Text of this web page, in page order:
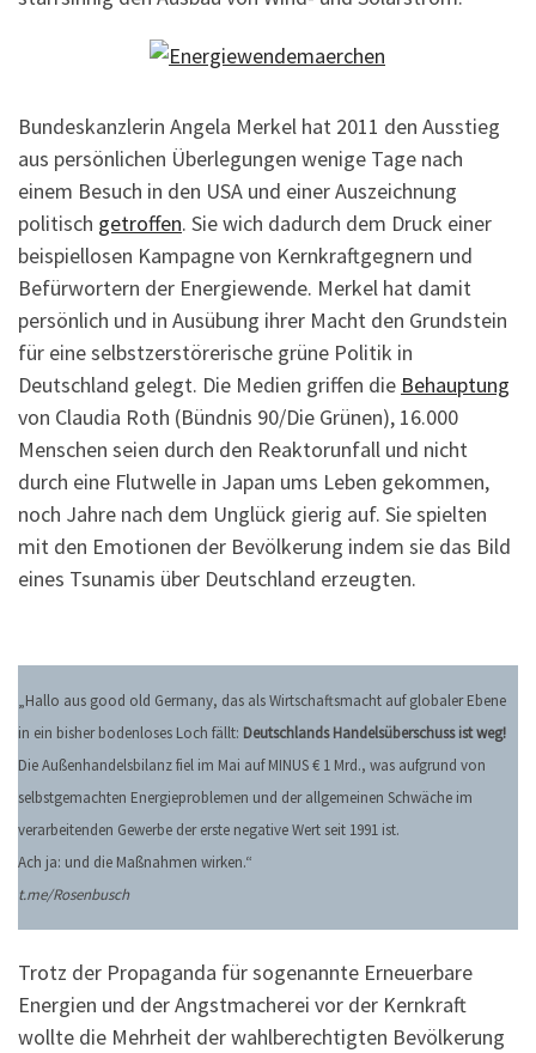
Bundeskanzlerin Angela Merkel hat 2011 den Ausstieg
aus persönlichen Überlegungen wenige Tage nach
einem Besuch in den USA und einer Auszeichnung
politisch getroffen. Sie wich dadurch dem Druck einer
beispiellosen Kampagne von Kernkraftgegnern und
Befürwortern der Energiewende. Merkel hat damit
persönlich und in Ausübung ihrer Macht den Grundstein
für eine selbstzerstörerische grüne Politik in
Deutschland gelegt. Die Medien griffen die Behauptung
von Claudia Roth (Bündnis 90/Die Grünen), 16.000
Menschen seien durch den Reaktorunfall und nicht
durch eine Flutwelle in Japan ums Leben gekommen,
noch Jahre nach dem Unglück gierig auf. Sie spielten
mit den Emotionen der Bevölkerung indem sie das Bild
eines Tsunamis über Deutschland erzeugten.
„Hallo aus good old Germany, das als Wirtschaftsmacht auf globaler Ebene
in ein bisher bodenloses Loch fällt: Deutschlands Handelsüberschuss ist weg!
Die Außenhandelsbilanz fiel im Mai auf MINUS € 1 Mrd., was aufgrund von
selbstgemachten Energieproblemen und der allgemeinen Schwäche im
verarbeitenden Gewerbe der erste negative Wert seit 1991 ist.
Ach ja: und die Maßnahmen wirken.“
t.me/Rosenbusch
Trotz der Propaganda für sogenannte Erneuerbare
Energien und der Angstmacherei vor der Kernkraft
wollte die Mehrheit der wahlberechtigten Bevölkerung